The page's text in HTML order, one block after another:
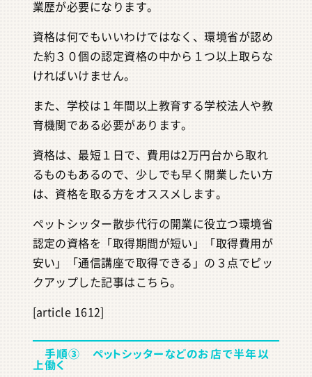
業歴が必要になります。
資格は何でもいいわけではなく、環境省が認め
た約３０個の認定資格の中から１つ以上取らな
ければいけません。
また、学校は１年間以上教育する学校法人や教
育機関である必要があります。
資格は、最短１日で、費用は2万円台から取れ
るものもあるので、少しでも早く開業したい方
は、資格を取る方をオススメします。
ペットシッター散歩代行の開業に役立つ環境省
認定の資格を「取得期間が短い」「取得費用が
安い」「通信講座で取得できる」の３点でピッ
クアップした記事はこちら。
[article 1612]
手順③ ペットシッターなどのお店で半年以
上働く